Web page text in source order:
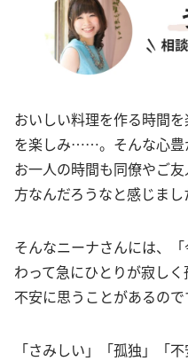
おいしい料理を作る時間
を楽しみ……。そんな心豊
お一人の時間も同僚やご
方なんだろうなと感じまし
そんなニーナさんには、
わって急にひとりが寂し
不安に思うことがあるので
「さみしい」「孤独」「